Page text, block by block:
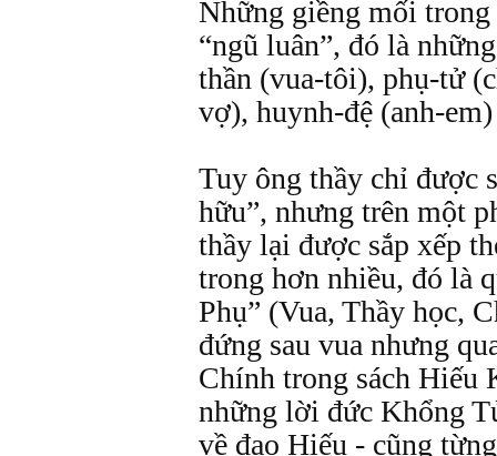
Những giềng mối
“ngũ luân”, đó là
thần (vua-tôi), phụ-tử
vợ), huynh-đệ (anh-
Tuy ông thầy chỉ được
hữu”, nhưng trên một
thầy lại được sắp xếp
trong hơn nhiều, đó là
Phụ” (Vua, Thầy học,
đứng sau vua nhưng
Chính trong sách Hiếu
những lời đức Khổng
về đạo Hiếu - cũng